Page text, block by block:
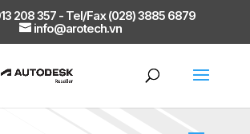
208 357 - Tel/Fax (028) 3885 6879
info@arotech.vn